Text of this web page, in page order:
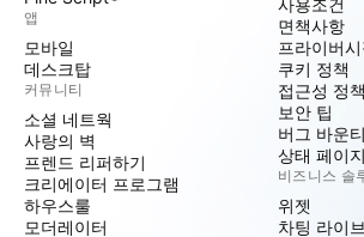
앱
모바일
데스크탑
커뮤니티
소셜 네트웍
사랑의 벽
프렌드 리퍼하기
크리에이터 프로그램
하우스룰
모더레이터
사용조건
면책사항
프라이버
쿠키 정책
접근성 정책
보안 팁
버그 바운
상태 페이지
비즈니스 솔
위젯
차팅 라이